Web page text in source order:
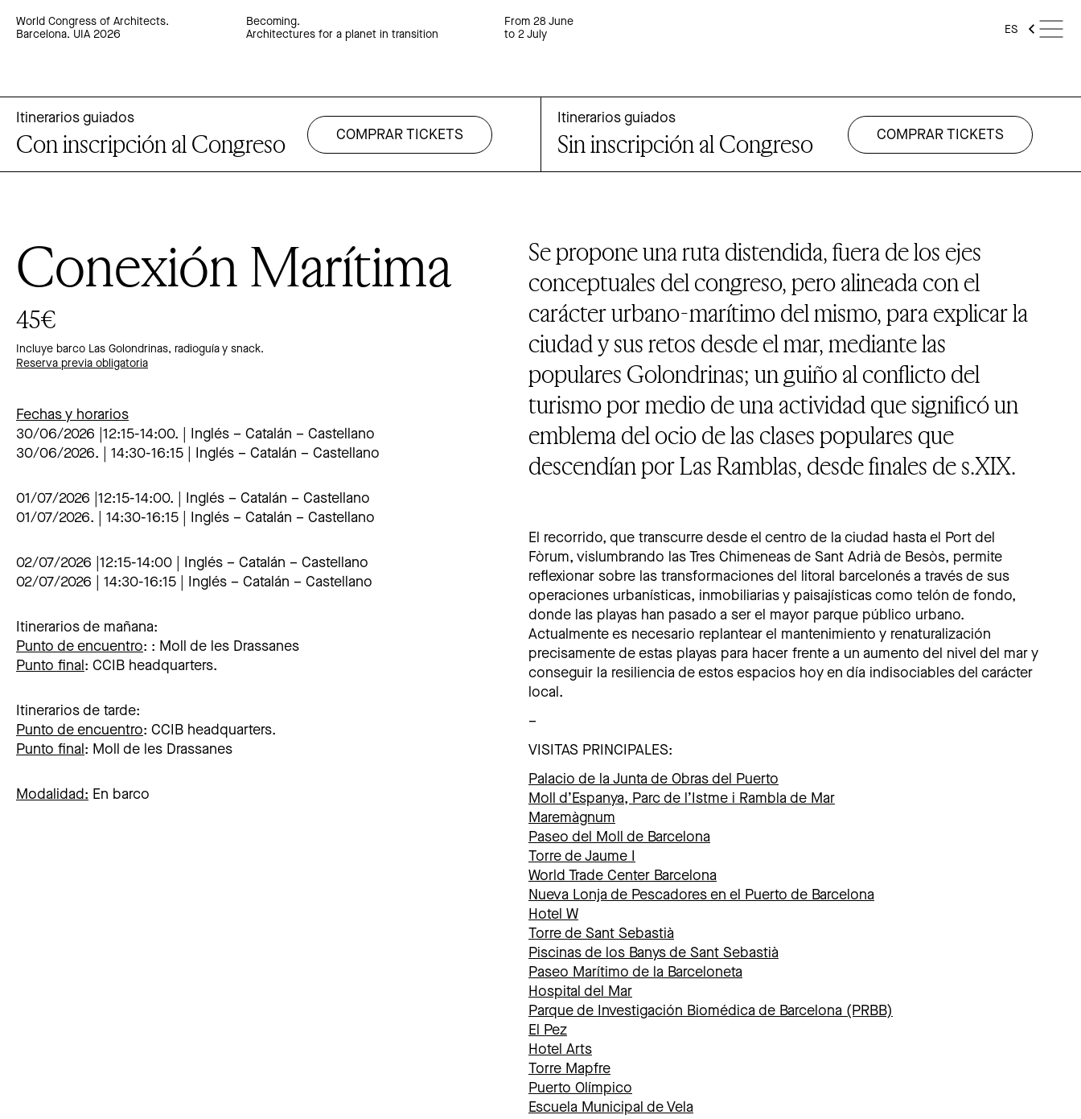
World Congress of Architects.
Barcelona. UIA 2026
Becoming.
Architectures for a planet in transition
From 28 June
to 2 July
ES
Itinerarios guiados
Con inscripción al Congreso COMPRAR TICKETS
Itinerarios guiados
Sin inscripción al Congreso COMPRAR TICKETS
Conexión Marítima
45€
Incluye barco Las Golondrinas, radioguía y snack.
Reserva previa obligatoria
Fechas y horarios
30/06/2026 |12:15-14:00. | Inglés – Catalán – Castellano
30/06/2026. | 14:30-16:15 | Inglés – Catalán – Castellano
01/07/2026 |12:15-14:00. | Inglés – Catalán – Castellano
01/07/2026. | 14:30-16:15 | Inglés – Catalán – Castellano
02/07/2026 |12:15-14:00 | Inglés – Catalán – Castellano
02/07/2026 | 14:30-16:15 | Inglés – Catalán – Castellano
Itinerarios de mañana:
Punto de encuentro: : Moll de les Drassanes
Punto final: CCIB headquarters.
Itinerarios de tarde:
Punto de encuentro: CCIB headquarters.
Punto final: Moll de les Drassanes
Modalidad: En barco
Se propone una ruta distendida, fuera de los ejes
conceptuales del congreso, pero alineada con el
carácter urbano-marítimo del mismo, para explicar la
ciudad y sus retos desde el mar, mediante las
populares Golondrinas; un guiño al conflicto del
turismo por medio de una actividad que significó un
emblema del ocio de las clases populares que
descendían por Las Ramblas, desde finales de s.XIX.
El recorrido, que transcurre desde el centro de la ciudad hasta el Port del
Fòrum, vislumbrando las Tres Chimeneas de Sant Adrià de Besòs, permite
reflexionar sobre las transformaciones del litoral barcelonés a través de sus
operaciones urbanísticas, inmobiliarias y paisajísticas como telón de fondo,
donde las playas han pasado a ser el mayor parque público urbano.
Actualmente es necesario replantear el mantenimiento y renaturalización
precisamente de estas playas para hacer frente a un aumento del nivel del mar y
conseguir la resiliencia de estos espacios hoy en día indisociables del carácter
local.
–
VISITAS PRINCIPALES:
Palacio de la Junta de Obras del Puerto
Moll d’Espanya, Parc de l’Istme i Rambla de Mar
Maremàgnum
Paseo del Moll de Barcelona
Torre de Jaume I
World Trade Center Barcelona
Nueva Lonja de Pescadores en el Puerto de Barcelona
Hotel W
Torre de Sant Sebastià
Piscinas de los Banys de Sant Sebastià
Paseo Marítimo de la Barceloneta
Hospital del Mar
Parque de Investigación Biomédica de Barcelona (PRBB)
El Pez
Hotel Arts
Torre Mapfre
Puerto Olímpico
Escuela Municipal de Vela